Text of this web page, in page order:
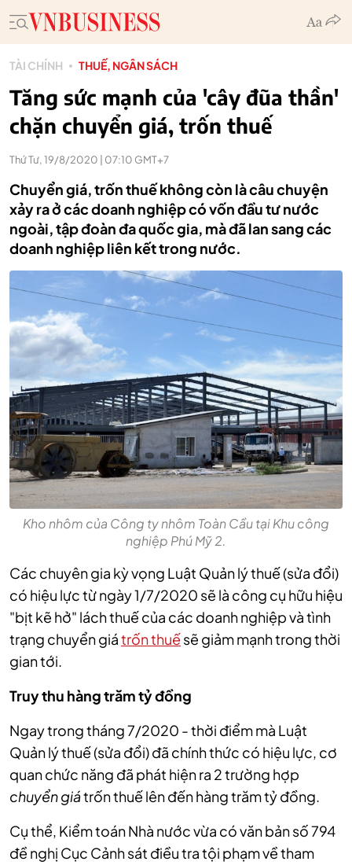
TÀI CHÍNH THUẾ, NGÂN SÁCH
Tăng sức mạnh của 'cây đũa thần'
chặn chuyển giá, trốn thuế
Thứ Tư, 19/8/2020 | 07:10 GMT+7
Chuyển giá, trốn thuế không còn là câu chuyện
xảy ra ở các doanh nghiệp có vốn đầu tư nước
ngoài, tập đoàn đa quốc gia, mà đã lan sang các
doanh nghiệp liên kết trong nước.
Kho nhôm của Công ty nhôm Toàn Cầu tại Khu công
nghiệp Phú Mỹ 2.
Các chuyên gia kỳ vọng Luật Quản lý thuế (sửa đổi)
có hiệu lực từ ngày 1/7/2020 sẽ là công cụ hữu hiệu
"bịt kẽ hở" lách thuế của các doanh nghiệp và tình
trạng chuyển giátrốn thuếsẽ giảm mạnh trong thời
gian tới.
Truy thu hàng trăm tỷ đồng
Ngay trong tháng 7/2020 - thời điểm mà Luật
Quản lý thuế (sửa đổi) đã chính thức có hiệu lực, cơ
quan chức năng đã phát hiện ra 2 trường hợp
chuyển giátrốn thuế lên đến hàng trăm tỷ đồng.
Cụ thể, Kiểm toán Nhà nước vừa có văn bản số 794
đề nghị Cục Cảnh sát điều tra tội phạm về tham